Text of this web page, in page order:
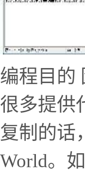
编程目的
很多提供
复制的话
World。